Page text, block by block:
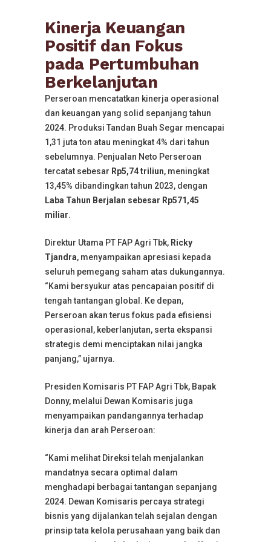
Kinerja Keuangan
Positif dan Fokus
pada Pertumbuhan
Berkelanjutan
Perseroan mencatatkan kinerja operasional
dan keuangan yang solid sepanjang tahun
2024. Produksi Tandan Buah Segar mencapai
1,31 juta ton atau meningkat 4% dari tahun
sebelumnya. Penjualan Neto Perseroan
tercatat sebesar Rp5,74 triliun, meningkat
13,45% dibandingkan tahun 2023, dengan
Laba Tahun Berjalan sebesar Rp571,45
miliar.
Direktur Utama PT FAP Agri Tbk, Ricky
Tjandra, menyampaikan apresiasi kepada
seluruh pemegang saham atas dukungannya.
“Kami bersyukur atas pencapaian positif di
tengah tantangan global. Ke depan,
Perseroan akan terus fokus pada efisiensi
operasional, keberlanjutan, serta ekspansi
strategis demi menciptakan nilai jangka
panjang,” ujarnya.
Presiden Komisaris PT FAP Agri Tbk, Bapak
Donny, melalui Dewan Komisaris juga
menyampaikan pandangannya terhadap
kinerja dan arah Perseroan:
“Kami melihat Direksi telah menjalankan
mandatnya secara optimal dalam
menghadapi berbagai tantangan sepanjang
2024. Dewan Komisaris percaya strategi
bisnis yang dijalankan telah sejalan dengan
prinsip tata kelola perusahaan yang baik dan